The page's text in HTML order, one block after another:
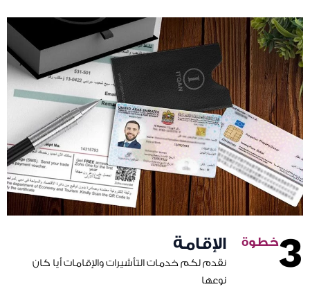
3 الإقامة
نقدم لكم خدمات التأشيرات والإقامات أيا كان
نوعها